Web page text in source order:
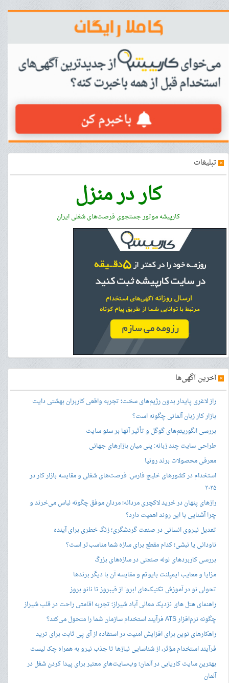
» تبلیغات
کار در منزل
کارپیشه موتور جستجوی فرصت‌های شغلی ایران
»آخرین آگهی‌ها
راز لاغری پایدار بدون رژیم‌های سخت؛ تجربه واقعی کاربران بهشتی دایت
بازار کار زبان آلمانی چگونه است؟
بررسی الگوریتم‌های گوگل و تأثیر آنها بر سئو سایت
طراحی سایت چند زبانه: پلی میان بازارهای جهانی
معرفی محصولات برند رونیا
استخدام در کشورهای خلیج فارس: فرصت‌های شغلی و مقایسه بازار کار در
۲۰۲۵
رازهای پنهان در خرید لاکچری مردانه؛ مردان موفق چگونه لباس می‌خرند و
چرا آشنایی با این روند اهمیت دارد؟
تعدیل نیروی انسانی در صنعت گردشگری؛ زنگ خطری برای آینده
ناودانی یا نبشی؛ کدام مقطع برای سازه شما مناسب‌تر است؟
بررسی کاربردهای لوله صنعتی در سازه‌های بزرگ
مزایا و معایب ایمپلنت بایوتم و مقایسه آن با دیگر برندها
تحولی نو در آموزش تکنیک‌های ابرو: از فیبروز تا نانو بروز
راهنمای هتل های نزدیک معالی آباد شیراز؛ تجربه اقامتی راحت در قلب شیراز
چگونه نرم‌افزار ATS فرآیند استخدام سازمان شما را متحول می‌کند؟
راهکارهای نوین برای افزایش امنیت در استفاده از آی پی ثابت برای ترید
فرآیند استخدام مؤثر، از شناسایی نیازها تا جذب نیرو به همراه چک لیست
بهترین سایت کاریابی در آلمان؛ وب‌سایت‌های معتبر برای پیدا کردن شغل در
آلمان